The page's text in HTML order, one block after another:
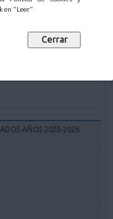
en "Leer"
"EL PARQUE" DE
AÑOS 2025-2026